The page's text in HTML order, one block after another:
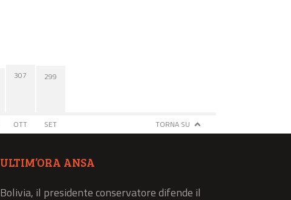
307
OTT
299
SET TORNA SU
ULTIM’ORA ANSA
Bolivia, il presidente conservatore difende il